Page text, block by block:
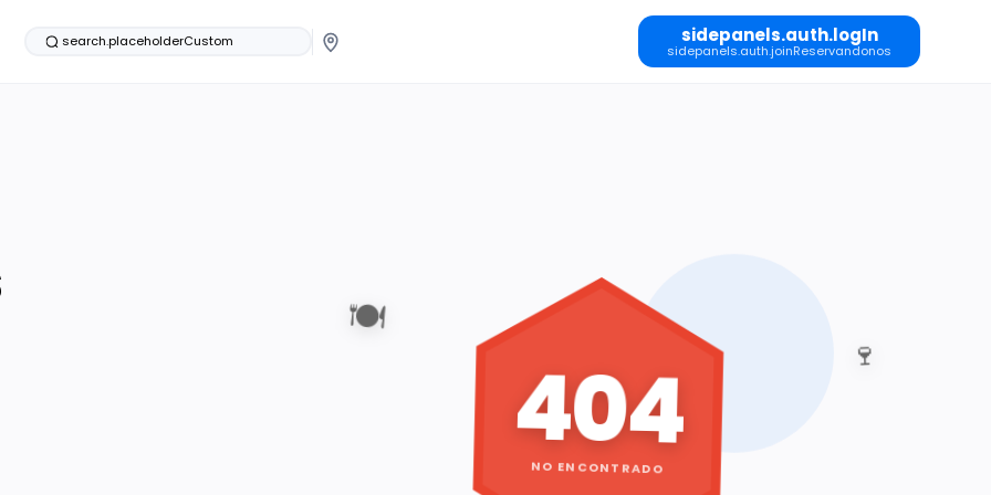
search.placeholderCustom sidepanels.auth.logIn
sidepanels.auth.joinReservandonos
🍽️
🍷
404
NO ENCONTRADO